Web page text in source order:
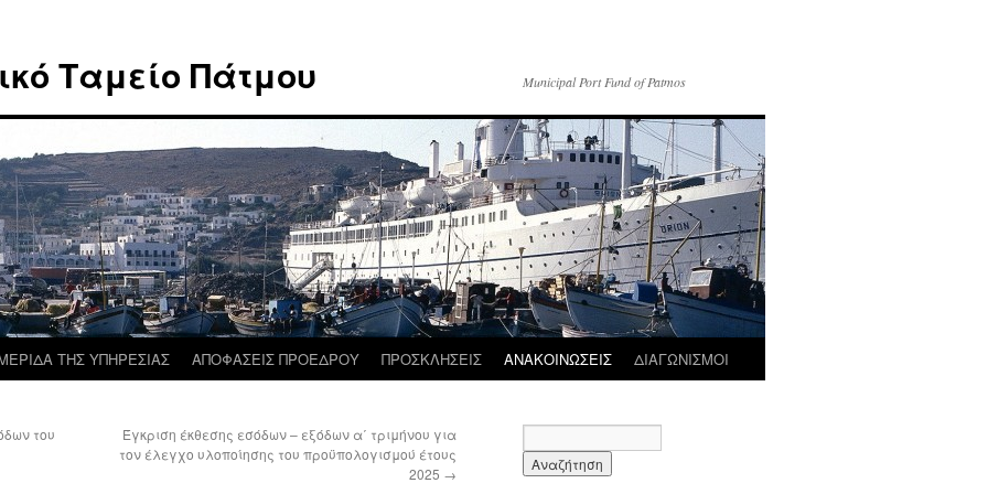
Ταμείο Πάτμου Municipal Port Fund of Patmos
ΤΗΣ ΥΠΗΡΕΣΙΑΣ ΑΠΟΦΑΣΕΙΣ ΠΡΟΕΔΡΟΥ ΠΡΟΣΚΛΗΣΕΙΣ ΑΝΑΚΟΙΝΩΣΕΙΣ ΔΙΑΓΩΝΙΣΜΟΙ
του
Έγκριση έκθεσης εσόδων – εξόδων α΄ τριμήνου για
τον έλεγχο υλοποίησης του προϋπολογισμού έτους
2025 →